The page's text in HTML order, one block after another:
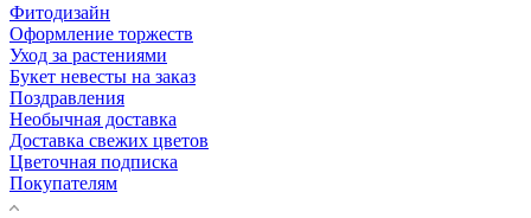
Фитодизайн
Оформление торжеств
Уход за растениями
Букет невесты на заказ
Поздравления
Необычная доставка
Доставка свежих цветов
Цветочная подписка
Покупателям